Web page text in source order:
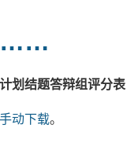
……
划结题答辩组评分表
动下载。